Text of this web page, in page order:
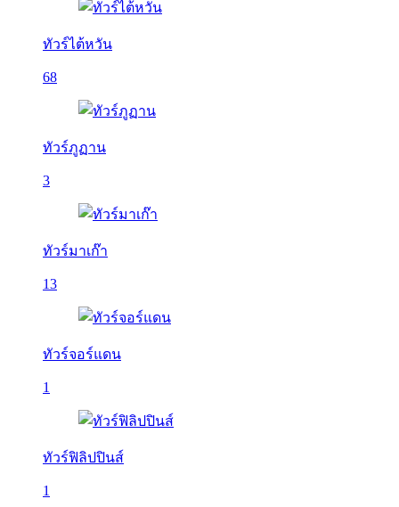
ทัวร์ไต้หวัน
68
ทัวร์ภูฏาน
3
ทัวร์มาเก๊า
13
ทัวร์จอร์แดน
1
ทัวร์ฟิลิปปินส์
1